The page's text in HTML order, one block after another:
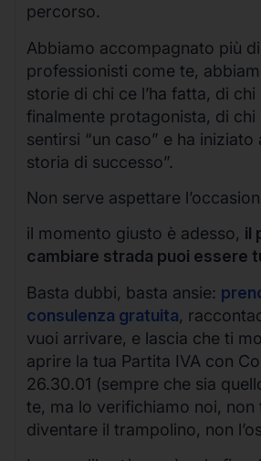
percorso.
Abbiamo accompagnato più
professionisti come te,
storie di chi ce l’ha fatta, di chi
finalmente protagonista, di chi
sentirsi “un caso” e ha iniziato
storia di successo”.
Non serve aspettare
il momento giusto è adesso, il
cambiare strada puoi essere
Basta dubbi, basta ansie:
consulenza gratuita,
vuoi arrivare, e lascia che ti
aprire la tua Partita IVA con
26.30.01 (sempre che sia
te, ma lo verifichiamo noi, non
diventare il trampolino, non